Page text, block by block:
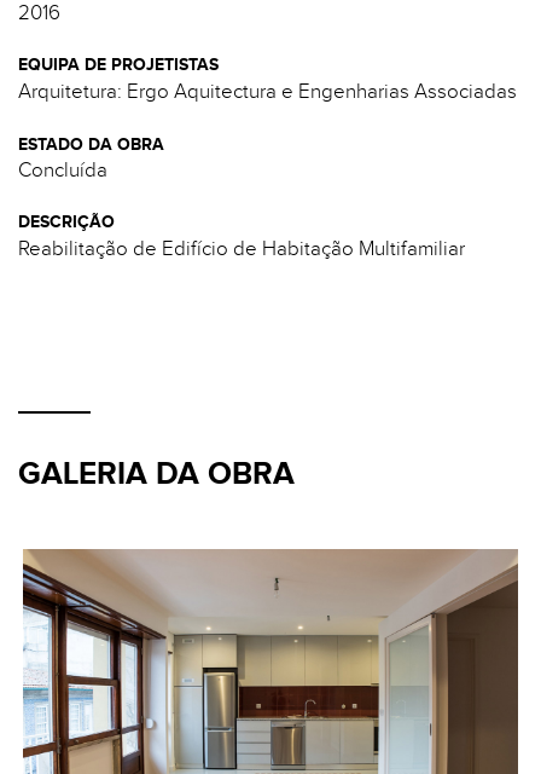
2016
EQUIPA DE PROJETISTAS
Arquitetura: Ergo Aquitectura e Engenharias Associadas
ESTADO DA OBRA
Concluída
DESCRIÇÃO
Reabilitação de Edifício de Habitação Multifamiliar
GALERIA DA OBRA